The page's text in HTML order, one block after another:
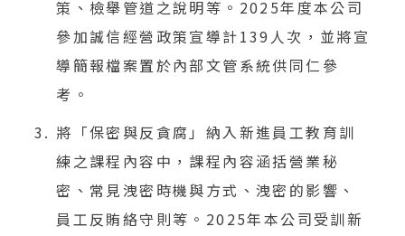
策、檢舉管道之說明等。2025年度本公司
參加誠信經營政策宣導計139人次，並將宣
導簡報檔案置於內部文管系統供同仁參
考。
將「保密與反貪腐」納入新進員工教育訓
練之課程內容中，課程內容涵括營業秘
密、常見洩密時機與方式、洩密的影響、
員工反賄絡守則等。2025年本公司受訓新